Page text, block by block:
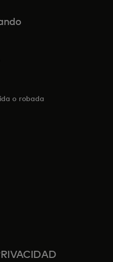
o robada
nueva
en una pestaña nueva